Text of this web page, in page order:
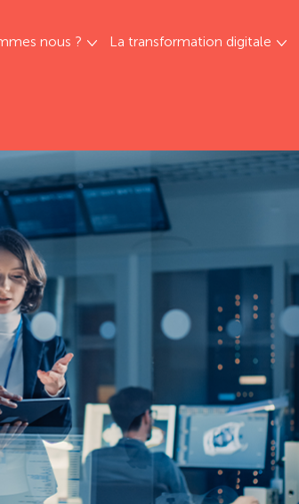
nous ? La transformation digitale